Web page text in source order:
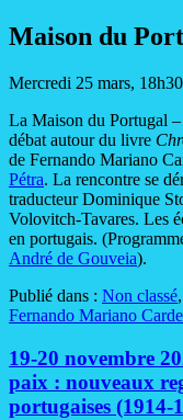
Maison du
Mercredi 25 mars, 18h30
La Maison du Portugal
débat autour du livre
de Fernando Mariano
Pétra. La rencontre se
traducteur Dominique
Volovitch-Tavares. Les
en portugais.
André de Gouveia).
Publié dans : Non classé,
Fernando Mariano
19-20 novembre
paix : nouveaux
portugaises (1914-